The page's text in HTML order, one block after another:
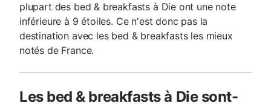
plupart des bed & breakfasts à Die ont une note
inférieure à 9 étoiles. Ce n'est donc pas la
destination avec les bed & breakfasts les mieux
notés de France.
Les bed & breakfasts à Die sont-